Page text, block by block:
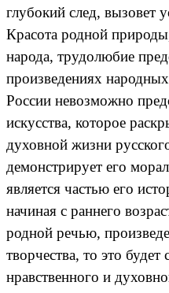
глубокий след, вызовет
Красота родной
народа, трудолюбие
произведениях
России невозможно
искусства, которое
духовной жизни
демонстрирует его
является частью его
начиная с раннего
родной речью,
творчества, то это
нравственного и